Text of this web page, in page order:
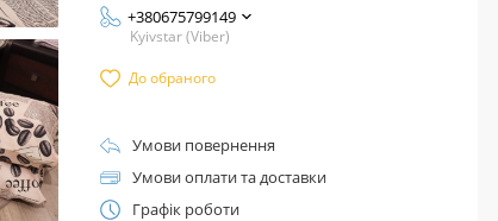
+380675799149
Kyivstar (Viber)
До обраного
Умови повернення
Умови оплати та доставки
Графік роботи